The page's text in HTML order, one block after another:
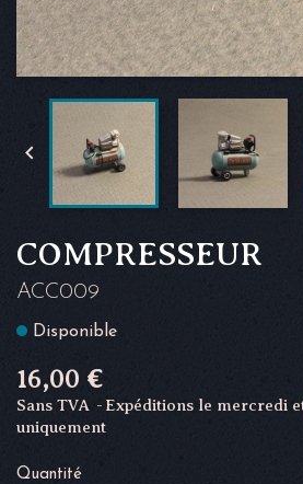

COMPRESSEUR
ACC009
Disponible
16,00 €
Sans TVA
Expéditions le mercredi
uniquement
Quantité